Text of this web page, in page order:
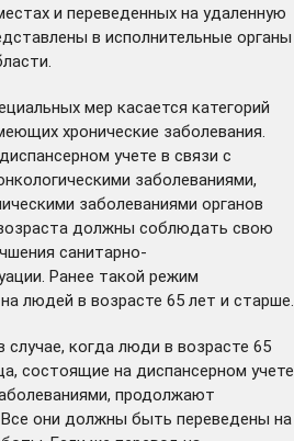
и переведенных на удаленную
в исполнительные органы
мер касается категорий
хронические заболевания.
учете в связи с
заболеваниями,
заболеваниями органов
должны соблюдать свою
санитарно-
Ранее такой режим
людей в возрасте 65 лет и старше.
когда люди в возрасте 65
состоящие на диспансерном учете
продолжают
они должны быть переведены на